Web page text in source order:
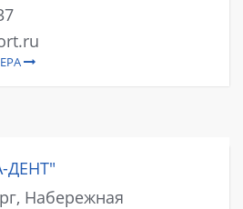
ДЕНТ"
Набережная